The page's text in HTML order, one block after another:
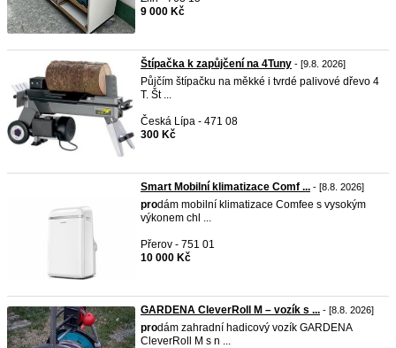
9 000 Kč
Štípačka k zapůjčení na 4Tuny - [9.8. 2026]
Půjčím štípačku na měkké i tvrdé palivové dřevo 4
T. Št ...
Česká Lípa - 471 08
300 Kč
Smart Mobilní klimatizace Comf ... - [8.8. 2026]
prodám mobilní klimatizace Comfee s vysokým
výkonem chl ...
Přerov - 751 01
10 000 Kč
GARDENA CleverRoll M – vozík s ... - [8.8. 2026]
prodám zahradní hadicový vozík GARDENA
CleverRoll M s n ...